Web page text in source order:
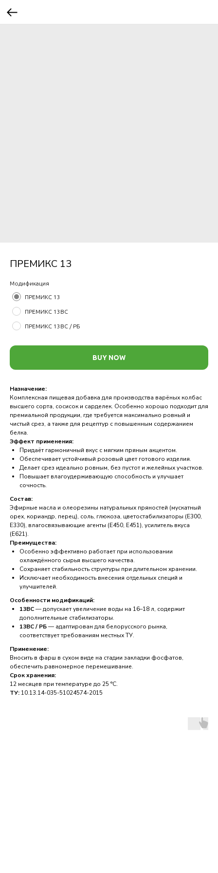
ПРЕМИКС 13
Модификация
ПРЕМИКС 13
ПРЕМИКС 13ВС
ПРЕМИКС 13ВС / РБ
BUY NOW
Назначение:
Комплексная пищевая добавка для производства варёных колбас
высшего сорта, сосисок и сарделек. Особенно хорошо подходит для
премиальной продукции, где требуется максимально ровный и
чистый срез, а также для рецептур с повышенным содержанием
белка.
Эффект применения:
Придаёт гармоничный вкус с мягким пряным акцентом.
Обеспечивает устойчивый розовый цвет готового изделия.
Делает срез идеально ровным, без пустот и желейных участков.
Повышает влагоудерживающую способность и улучшает
сочность.
Состав:
Эфирные масла и олеорезины натуральных пряностей (мускатный
орех, кориандр, перец), соль, глюкоза, цветостабилизаторы (E300,
E330), влагосвязывающие агенты (E450, E451), усилитель вкуса
(E621).
Преимущества:
Особенно эффективно работает при использовании
охлаждённого сырья высшего качества.
Сохраняет стабильность структуры при длительном хранении.
Исключает необходимость внесения отдельных специй и
улучшителей.
Особенности модификаций:
13ВС— допускает увеличение воды на 16–18 л, содержит
дополнительные стабилизаторы.
13ВС / РБ— адаптирован для белорусского рынка,
соответствует требованиям местных ТУ.
Применение:
Вносить в фарш в сухом виде на стадии закладки фосфатов,
обеспечить равномерное перемешивание.
Срок хранения:
12 месяцев при температуре до 25 °C.
ТУ: 10.13.14-035-51024574-2015